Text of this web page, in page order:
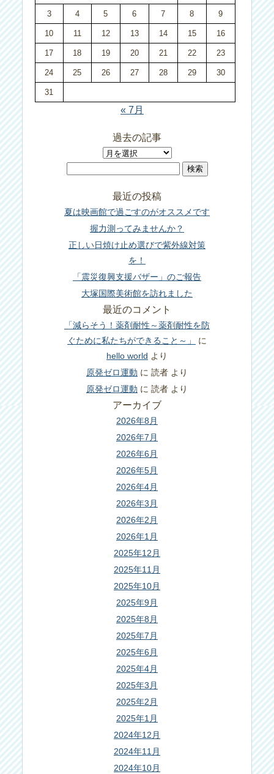
3 4 5 6 7 8 9
10 11 12 13 14 15 16
17 18 19 20 21 22 23
24 25 26 27 28 29 30
31
« 7月
過去の記事
過
事
最近の投稿
夏は映画館で過ごすのがオススメです
握力測ってみませんか？
正しい日焼け止め選びで紫外線対策
を！
「震災復興支援バザー」のご報告
大塚国際美術館を訪れました
最近のコメント
「減らそう！薬剤耐性～薬剤耐性を防
ぐために私たちができること～」
に
hello world より
原発ゼロ運動 に 読者 より
原発ゼロ運動 に 読者 より
アーカイブ
2026年8月
2026年7月
2026年6月
2026年5月
2026年4月
2026年3月
2026年2月
2026年1月
2025年12月
2025年11月
2025年10月
2025年9月
2025年8月
2025年7月
2025年6月
2025年4月
2025年3月
2025年2月
2025年1月
2024年12月
2024年11月
2024年10月